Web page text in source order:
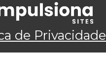
de Privacidade